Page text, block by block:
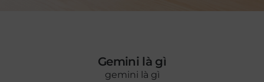
gemini là gì
gemini là gì